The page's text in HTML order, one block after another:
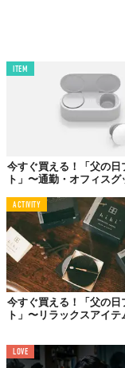
伝える日」として支
さまざまなイベント
感のある（？）父の
のだったのです（※）
ときは1909年。米・
性が「牧師協会」に
「母への感謝を表す
気持ちを伝える日を
女性の名はジョン・
日」が制定されたこ
や、母親以上に父へ
南北戦争で北軍の軍
ITEM
今すぐ買える！「父の日
ト」〜通勤・オフィスグ
ACTIVITY
今すぐ買える！「父の日
ト」〜リラックスアイテ
LOVE